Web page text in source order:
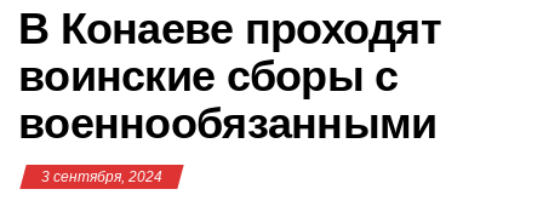
В Конаеве проходят
воинские сборы с
военнообязанными
3 сентября, 2024